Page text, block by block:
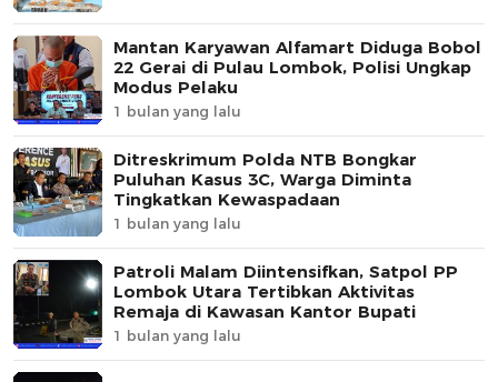
Mantan Karyawan Alfamart Diduga Bobol
22 Gerai di Pulau Lombok, Polisi Ungkap
Modus Pelaku
1 bulan yang lalu
Ditreskrimum Polda NTB Bongkar
Puluhan Kasus 3C, Warga Diminta
Tingkatkan Kewaspadaan
1 bulan yang lalu
Patroli Malam Diintensifkan, Satpol PP
Lombok Utara Tertibkan Aktivitas
Remaja di Kawasan Kantor Bupati
1 bulan yang lalu